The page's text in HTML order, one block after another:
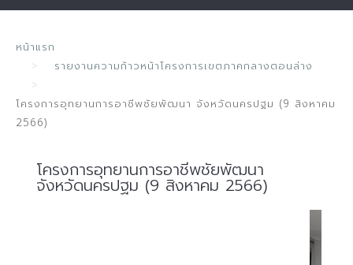
หน้าแรก
รายงานความก้าวหน้าโครงการเขตภาคกลางตอนล่าง
โครงการอุทยานการอาชีพชัยพัฒนา จังหวัดนครปฐม (9 สิงหาคม
2566)
โครงการอุทยานการอาชีพชัยพัฒนา
จังหวัดนครปฐม (9 สิงหาคม 2566)